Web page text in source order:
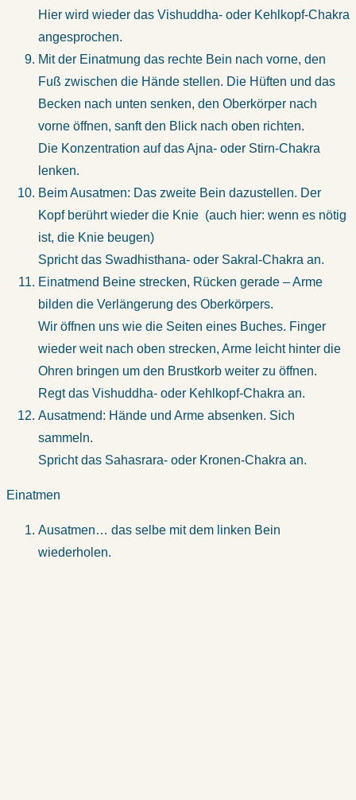
Hier wird wieder das Vishuddha- oder Kehlkopf-Chakra
angesprochen.
Mit der Einatmung das rechte Bein nach vorne, den
Fuß zwischen die Hände stellen. Die Hüften und das
Becken nach unten senken, den Oberkörper nach
vorne öffnen, sanft den Blick nach oben richten.
Die Konzentration auf das Ajna- oder Stirn-Chakra
lenken.
Beim Ausatmen: Das zweite Bein dazustellen. Der
Kopf berührt wieder die Knie (auch hier: wenn es nötig
ist, die Knie beugen)
Spricht das Swadhisthana- oder Sakral-Chakra an.
Einatmend Beine strecken, Rücken gerade – Arme
bilden die Verlängerung des Oberkörpers.
Wir öffnen uns wie die Seiten eines Buches. Finger
wieder weit nach oben strecken, Arme leicht hinter die
Ohren bringen um den Brustkorb weiter zu öffnen.
Regt das Vishuddha- oder Kehlkopf-Chakra an.
Ausatmend: Hände und Arme absenken. Sich
sammeln.
Spricht das Sahasrara- oder Kronen-Chakra an.
Einatmen
Ausatmen… das selbe mit dem linken Bein
wiederholen.